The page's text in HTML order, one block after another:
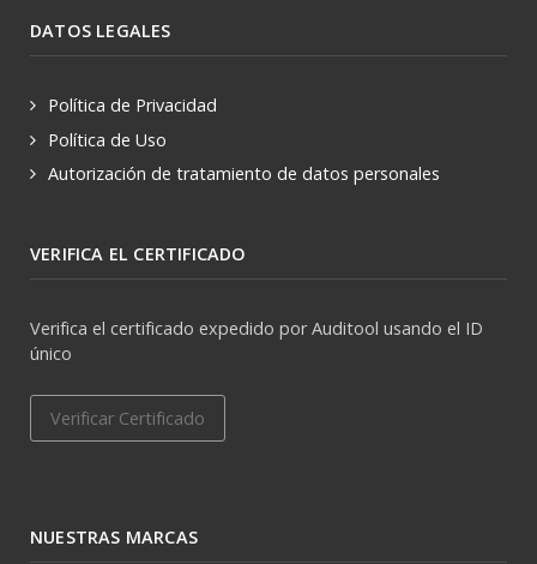
DATOS LEGALES
Política de Privacidad
Política de Uso
Autorización de tratamiento de datos personales
VERIFICA EL CERTIFICADO
Verifica el certificado expedido por Auditool usando el ID
único
Verificar Certificado
NUESTRAS MARCAS